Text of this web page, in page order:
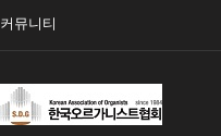
커뮤니티